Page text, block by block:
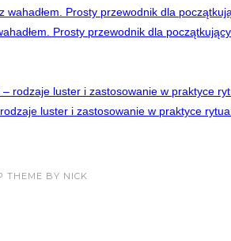
Prosty przewodnik dla
luster i zastosowanie w praktyce
THEME BY NICK